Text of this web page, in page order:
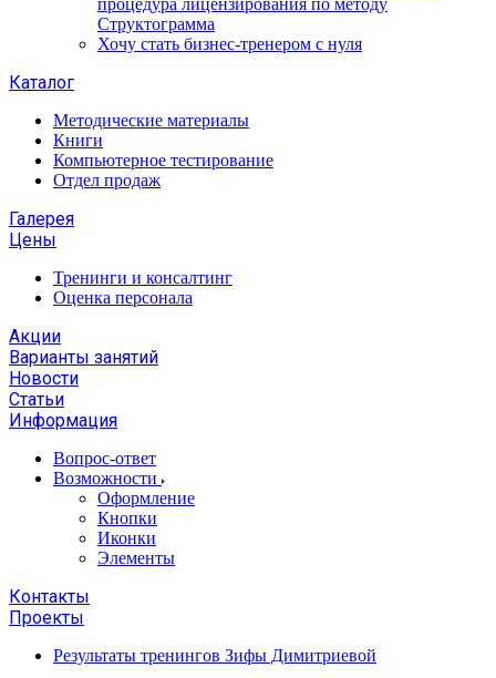
процедура лицензирования по методу
Структограмма
Хочу стать бизнес-тренером с нуля
Каталог
Методические материалы
Книги
Компьютерное тестирование
Отдел продаж
Галерея
Цены
Тренинги и консалтинг
Оценка персонала
Акции
Варианты занятий
Новости
Статьи
Информация
Вопрос-ответ
Возможности
Оформление
Кнопки
Иконки
Элементы
Контакты
Проекты
Результаты тренингов Зифы Димитриевой